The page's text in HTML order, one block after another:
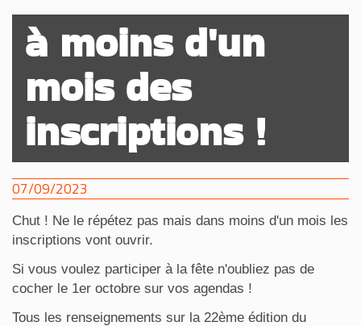
à moins d'un
mois des
inscriptions !
07/09/2023
Chut ! Ne le répétez pas mais dans moins d'un mois les
inscriptions vont ouvrir.
Si vous voulez participer à la fête n'oubliez pas de
cocher le 1er octobre sur vos agendas !
Tous les renseignements sur la 22ème édition du